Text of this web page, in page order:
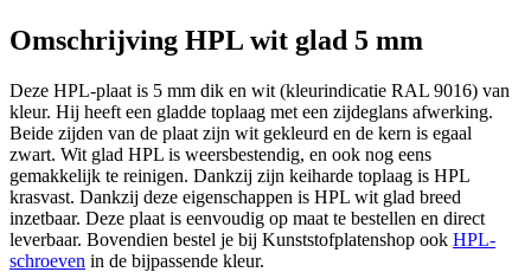
Omschrijving HPL wit glad 5 mm
Deze HPL-plaat is 5 mm dik en wit (kleurindicatie RAL 9016) van
kleur. Hij heeft een gladde toplaag met een zijdeglans afwerking.
Beide zijden van de plaat zijn wit gekleurd en de kern is egaal
zwart. Wit glad HPL is weersbestendig, en ook nog eens
gemakkelijk te reinigen. Dankzij zijn keiharde toplaag is HPL
krasvast. Dankzij deze eigenschappen is HPL wit glad breed
inzetbaar. Deze plaat is eenvoudig op maat te bestellen en direct
leverbaar. Bovendien bestel je bij Kunststofplatenshop ook HPL-
schroeven in de bijpassende kleur.